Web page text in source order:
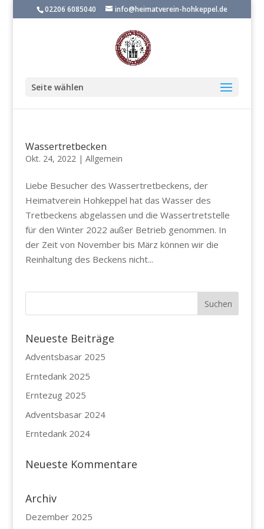
02206 6085040 info@heimatverein-hohkeppel.de
Seite wählen
Wassertretbecken
Okt. 24, 2022| Allgemein
Liebe Besucher des Wassertretbeckens, der
Heimatverein Hohkeppel hat das Wasser des
Tretbeckens abgelassen und die Wassertretstelle
für den Winter 2022 außer Betrieb genommen. In
der Zeit von November bis März können wir die
Reinhaltung des Beckens nicht...
Neueste Beiträge
Adventsbasar 2025
Erntedank 2025
Erntezug 2025
Adventsbasar 2024
Erntedank 2024
Neueste Kommentare
Archiv
Dezember 2025